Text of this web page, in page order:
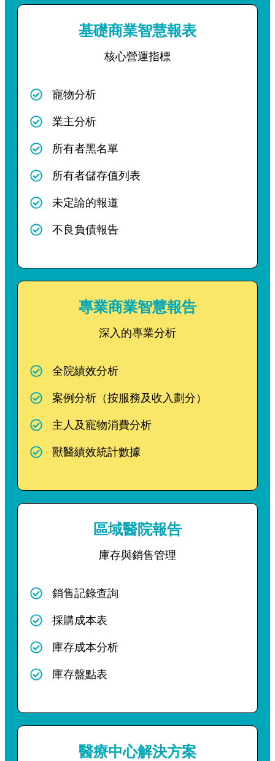
基礎商業智慧報表
核心營運指標
寵物分析
業主分析
所有者黑名單
所有者儲存值列表
未定論的報道
不良負債報告
專業商業智慧報告
深入的專業分析
全院績效分析
案例分析（按服務及收入劃分）
主人及寵物消費分析
獸醫績效統計數據
區域醫院報告
庫存與銷售管理
銷售記錄查詢
採購成本表
庫存成本分析
庫存盤點表
醫療中心解決方案